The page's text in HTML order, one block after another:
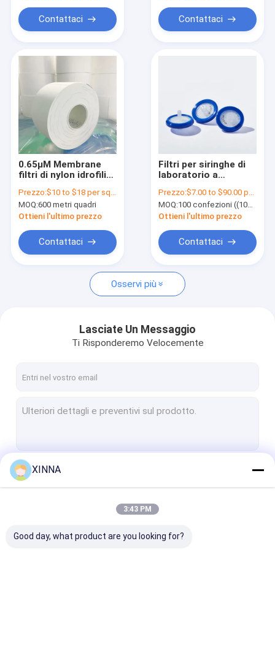
Prodotti
Video
Su di noi
Visita alla fabbrica
Contattaci
Chiedi un preventivo
In linea filtro IV
Filtro a disco a membrana
Membrana della SEDE POTENZIALE DI ESPLOSIONE
Membrana di nylon
Protettore del trasduttore
Contattaci Contattaci
0.65μM Membrane
filtri di nylon idrofili
medica clinica
Prezzo:$10 to $18 per square meter
MOQ:600 metri quadri
Ottieni l'ultimo prezzo
Contattaci
Filtri per siringhe di
laboratorio a
idrofilo 0,22 μm
Dimensione dei pori
φ13 mm
Prezzo:$7.00 to $90.00 per pack
MOQ:100 confezioni ((100 pezzi/confezione)
Ottieni l'ultimo prezzo
Contattaci
Osservi più
Lasciate Un Messaggio
Ti Risponderemo Velocemente
XINNA
3:43 PM
Good day, what product are you looking for?